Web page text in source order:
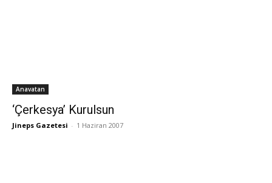
Anavatan
‘Çerkesya’ Kurulsun
Jineps Gazetesi - 1 Haziran 2007